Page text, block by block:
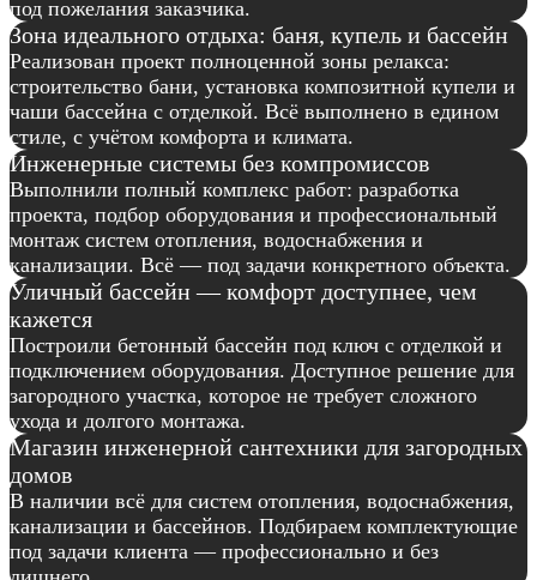
под пожелания заказчика.
Зона идеального отдыха: баня, купель и бассейн
Реализован проект полноценной зоны релакса:
строительство бани, установка композитной купели и
чаши бассейна с отделкой. Всё выполнено в едином
стиле, с учётом комфорта и климата.
Инженерные системы без компромиссов
Выполнили полный комплекс работ: разработка
проекта, подбор оборудования и профессиональный
монтаж систем отопления, водоснабжения и
канализации. Всё — под задачи конкретного объекта.
Уличный бассейн — комфорт доступнее, чем
кажется
Построили бетонный бассейн под ключ с отделкой и
подключением оборудования. Доступное решение для
загородного участка, которое не требует сложного
ухода и долгого монтажа.
Магазин инженерной сантехники для загородных
домов
В наличии всё для систем отопления, водоснабжения,
канализации и бассейнов. Подбираем комплектующие
под задачи клиента — профессионально и без